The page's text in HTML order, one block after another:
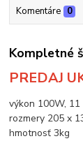
Komentáre 0
Kompletné
PREDAJ
výkon 100W, 11
rozmery 205 x
hmotnosť 3kg